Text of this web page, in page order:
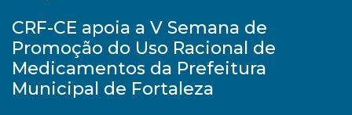
CRF-CE apoia a V Semana de
Promoção do Uso Racional de
Medicamentos da Prefeitura
Municipal de Fortaleza